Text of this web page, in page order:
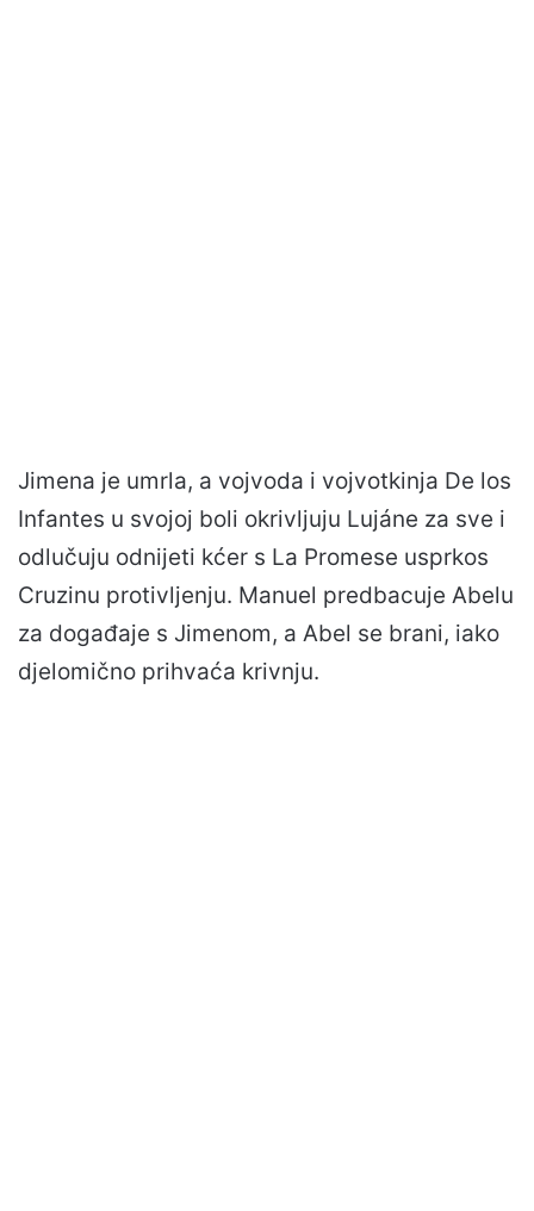
Jimena je umrla, a vojvoda i vojvotkinja De los
Infantes u svojoj boli okrivljuju Lujáne za sve i
odlučuju odnijeti kćer s La Promese usprkos
Cruzinu protivljenju. Manuel predbacuje Abelu
za događaje s Jimenom, a Abel se brani, iako
djelomično prihvaća krivnju.